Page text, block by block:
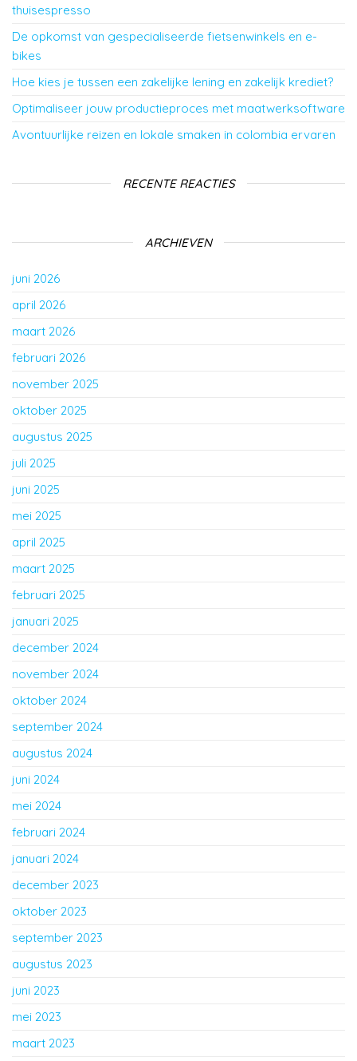
thuisespresso
De opkomst van gespecialiseerde fietsenwinkels en e-
bikes
Hoe kies je tussen een zakelijke lening en zakelijk krediet?
Optimaliseer jouw productieproces met maatwerksoftware
Avontuurlijke reizen en lokale smaken in colombia ervaren
RECENTE REACTIES
ARCHIEVEN
juni 2026
april 2026
maart 2026
februari 2026
november 2025
oktober 2025
augustus 2025
juli 2025
juni 2025
mei 2025
april 2025
maart 2025
februari 2025
januari 2025
december 2024
november 2024
oktober 2024
september 2024
augustus 2024
juni 2024
mei 2024
februari 2024
januari 2024
december 2023
oktober 2023
september 2023
augustus 2023
juni 2023
mei 2023
maart 2023